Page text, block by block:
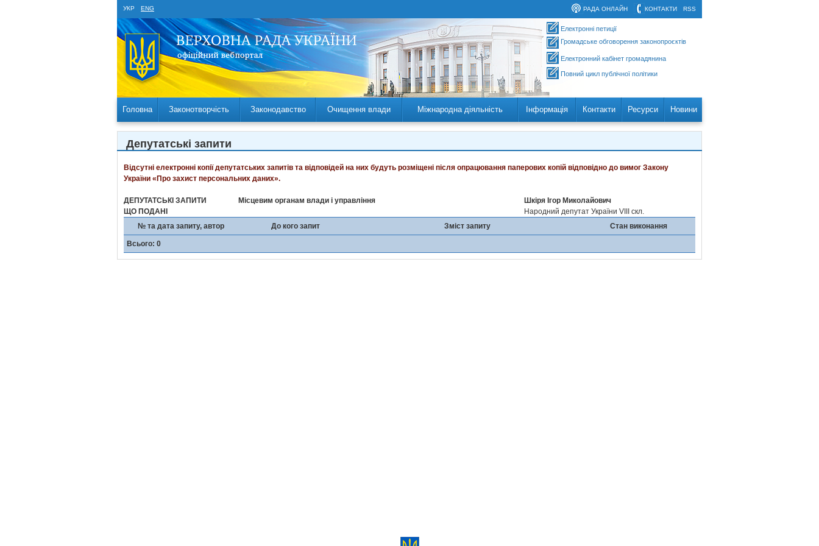
УКР ENG RSS
КОНТАКТИ
РАДА ОНЛАЙН
Електронні петиції
Громадське обговорення законопроєктів
Електронний кабінет громадянина
Повний цикл публічної політики
Головна Законотворчість Законодавство Очищення влади Міжнародна діяльність Інформація Контакти Ресурси Новини
Депутатські запити
Відсутні електронні копії депутатських запитів та відповідей на них будуть розміщені після опрацювання паперових копій відповідно до вимог Закону
України «Про захист персональних даних».
ДЕПУТАТСЬКІ ЗАПИТИ
ЩО ПОДАНІ
Місцевим органам влади і управління
Шкіря Ігор Миколайович
Народний депутат України VIII скл.
№ та дата запиту, автор
До кого запит Зміст запиту Стан виконання
Всього: 0